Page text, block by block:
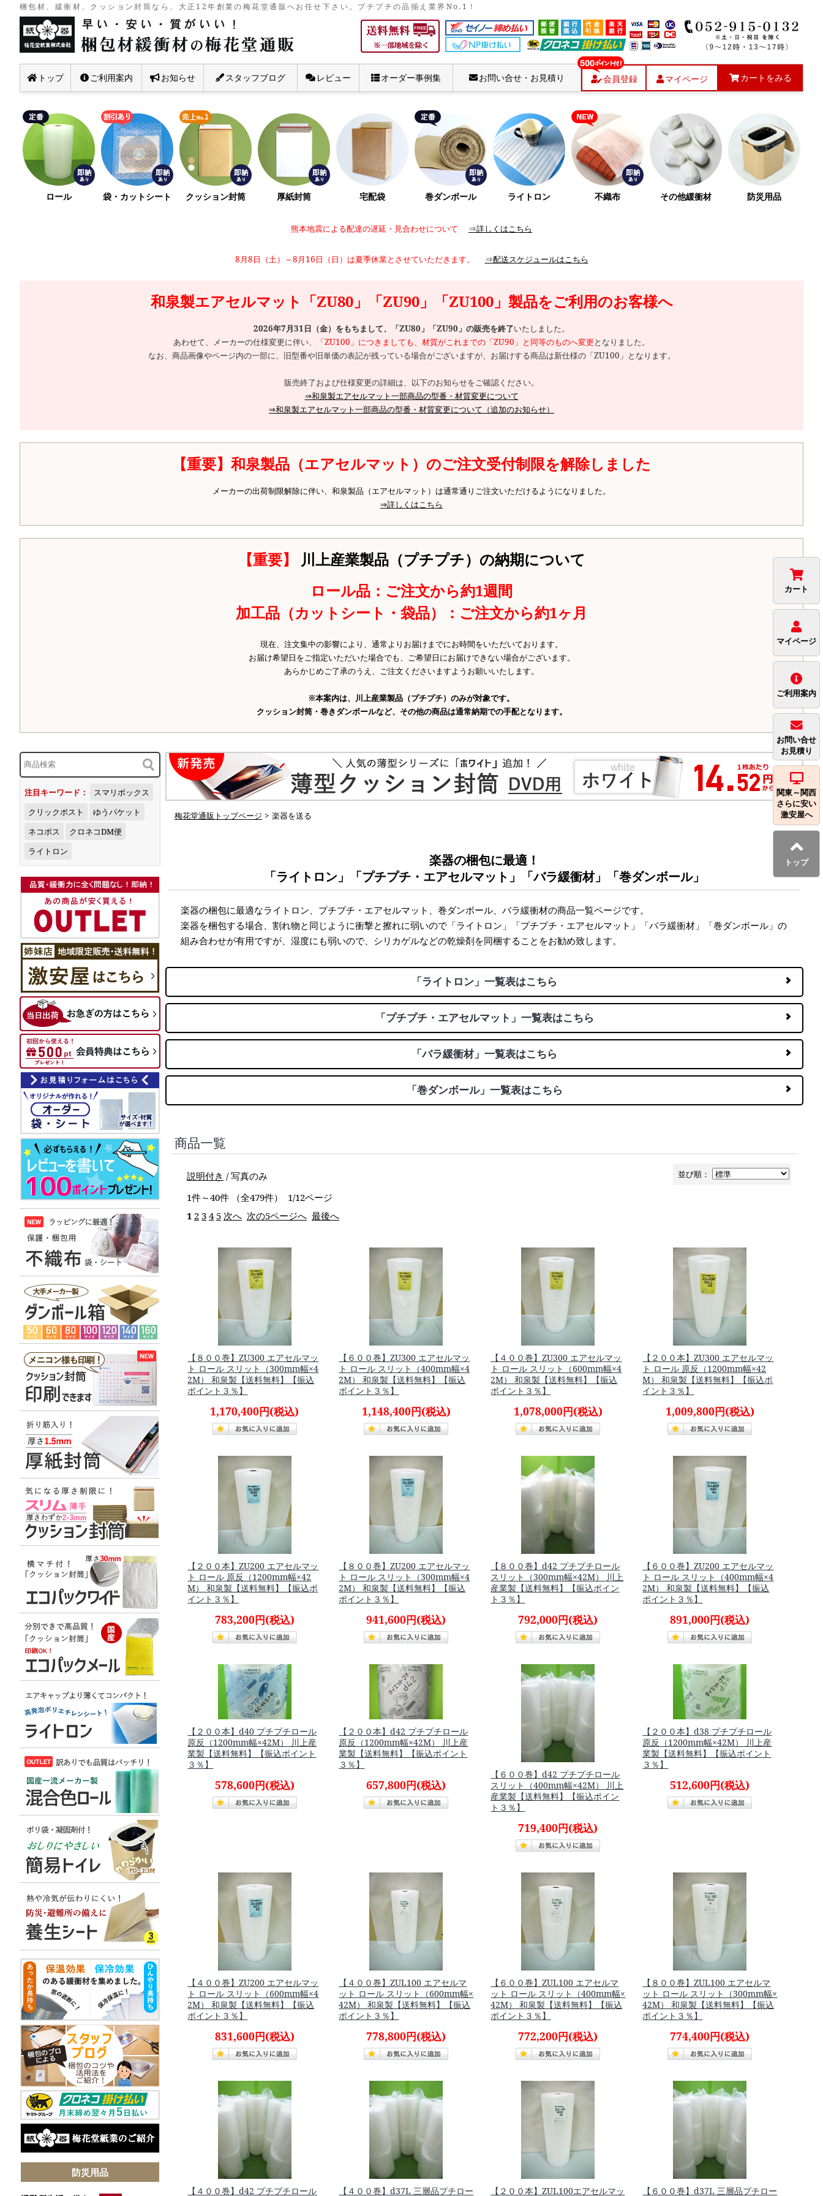
カート
マイページ
ご利用案内
お問い合せ
お見積り
関東～関西
さらに安い
激安屋へ
トップ
梱包材、緩衝材、クッション封筒なら、大正12年創業の梅花堂通販へお任せ下さい。プチプチの品揃え業界No.1！
トップ ご利用案内 お知らせ スタッフブログ レビュー オーダー事例集 お問い合せ・お見積り 会員登録 マイページ カートをみる
ロール 袋・カットシート クッション封筒 厚紙封筒 宅配袋 巻ダンボール ライトロン 不織布 その他緩衝材 防災用品
熊本地震による配達の遅延・見合わせについて ⇒詳しくはこちら
8月8日（土）～8月16日（日）は夏季休業とさせていただきます。 ⇒配送スケジュールはこちら
和泉製エアセルマット「ZU80」「ZU90」「ZU100」製品をご利用のお客様へ
2026年7月31日（金）をもちまして、「ZU80」「ZU90」の販売を終了いたしました。
あわせて、メーカーの仕様変更に伴い、
「ZU100」につきましても、材質がこれまでの「ZU90」と同等のものへ変更となりました。
なお、商品画像やページ内の一部に、旧型番や旧単価の表記が残っている場合がございますが、お届けする商品は新仕様の「ZU100」となります。
販売終了および仕様変更の詳細は、以下のお知らせをご確認ください。
⇒和泉製エアセルマット一部商品の型番・材質変更について
⇒和泉製エアセルマット一部商品の型番・材質変更について（追加のお知らせ）
【重要】和泉製品（エアセルマット）のご注文受付制限を解除しました
メーカーの出荷制限解除に伴い、和泉製品（エアセルマット）は通常通りご注文いただけるようになりました。
⇒詳しくはこちら
【重要】
川上産業製品（プチプチ）の納期について
ロール品：ご注文から約1週間
加工品（カットシート・袋品）：ご注文から約1ヶ月
現在、注文集中の影響により、通常よりお届けまでにお時間をいただいております。
お届け希望日をご指定いただいた場合でも、ご希望日にお届けできない場合がございます。
あらかじめご了承のうえ、ご注文くださいますようお願いいたします。
※本案内は、川上産業製品（プチプチ）のみが対象です。
クッション封筒・巻きダンボールなど、その他の商品は通常納期での手配となります。
注目キーワード：
スマリボックス
クリックポスト
ゆうパケット
ネコポス
クロネコDM便
ライトロン
防災用品
梅花堂通販トップページ > 楽器を送る
楽器の梱包に最適！
「ライトロン」「プチプチ・エアセルマット」「バラ緩衝材」「巻ダンボール」
楽器の梱包に最適なライトロン、プチプチ・エアセルマット、巻ダンボール、バラ緩衝材の商品一覧ページです。
楽器を梱包する場合、割れ物と同じように衝撃と擦れに弱いので「ライトロン」「プチプチ・エアセルマット」「バラ緩衝材」「巻ダンボール」の
組み合わせが有用ですが、湿度にも弱いので、シリカゲルなどの乾燥剤を同梱することをお勧め致します。
「ライトロン」一覧表はこちら
「プチプチ・エアセルマット」一覧表はこちら
「バラ緩衝材」一覧表はこちら
「巻ダンボール」一覧表はこちら
商品一覧
並び順：
説明付き / 写真のみ
1件～40件 （全479件） 1/12ページ
1 2 3 4 5 次へ 次の5ページへ 最後へ
【８００巻】ZU300 エアセルマッ
ト ロール スリット（300mm幅×4
2M） 和泉製【送料無料】【振込
ポイント３％】
1,170,400円(税込)
【６００巻】ZU300 エアセルマッ
ト ロール スリット（400mm幅×4
2M） 和泉製【送料無料】【振込
ポイント３％】
1,148,400円(税込)
【４００巻】ZU300 エアセルマッ
ト ロール スリット（600mm幅×4
2M） 和泉製【送料無料】【振込
ポイント３％】
1,078,000円(税込)
【２００本】ZU300 エアセルマッ
ト ロール 原反（1200mm幅×42
M） 和泉製【送料無料】【振込ポ
イント３％】
1,009,800円(税込)
【２００本】ZU200 エアセルマッ
ト ロール 原反（1200mm幅×42
M） 和泉製【送料無料】【振込ポ
イント３％】
783,200円(税込)
【８００巻】ZU200 エアセルマッ
ト ロール スリット（300mm幅×4
2M） 和泉製【送料無料】【振込
ポイント３％】
941,600円(税込)
【８００巻】d42 プチプチロール
スリット（300mm幅×42M） 川上
産業製【送料無料】【振込ポイン
ト３％】
792,000円(税込)
【６００巻】ZU200 エアセルマッ
ト ロール スリット（400mm幅×4
2M） 和泉製【送料無料】【振込
ポイント３％】
891,000円(税込)
【２００本】d40 プチプチロール
原反（1200mm幅×42M） 川上産
業製【送料無料】【振込ポイント
３％】
578,600円(税込)
【２００本】d42 プチプチロール
原反（1200mm幅×42M） 川上産
業製【送料無料】【振込ポイント
３％】
657,800円(税込)
【６００巻】d42 プチプチロール
スリット（400mm幅×42M） 川上
産業製【送料無料】【振込ポイン
ト３％】
719,400円(税込)
【２００本】d38 プチプチロール
原反（1200mm幅×42M） 川上産
業製【送料無料】【振込ポイント
３％】
512,600円(税込)
【４００巻】ZU200 エアセルマッ
ト ロール スリット（600mm幅×4
2M） 和泉製【送料無料】【振込
ポイント３％】
831,600円(税込)
【４００巻】ZUL100 エアセルマ
ット ロール スリット（600mm幅×
42M） 和泉製【送料無料】【振込
ポイント３％】
778,800円(税込)
【６００巻】ZUL100 エアセルマ
ット ロール スリット（400mm幅×
42M） 和泉製【送料無料】【振込
ポイント３％】
772,200円(税込)
【８００巻】ZUL100 エアセルマ
ット ロール スリット（300mm幅×
42M） 和泉製【送料無料】【振込
ポイント３％】
774,400円(税込)
【４００巻】d42 プチプチロール 【４００巻】d37L 三層品プチロー 【２００本】ZUL100エアセルマッ 【６００巻】d37L 三層品プチロー